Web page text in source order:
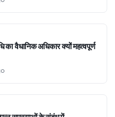
का वैधानिक अधिकार क्यों महत्वपूर्ण